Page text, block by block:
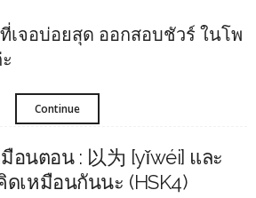
จอบ่อยสุด ออกสอบชัวร์ ในโพ
Continue
อนตอน : 以为 [yǐwéi] และ
ดเหมือนกันนะ (HSK4)